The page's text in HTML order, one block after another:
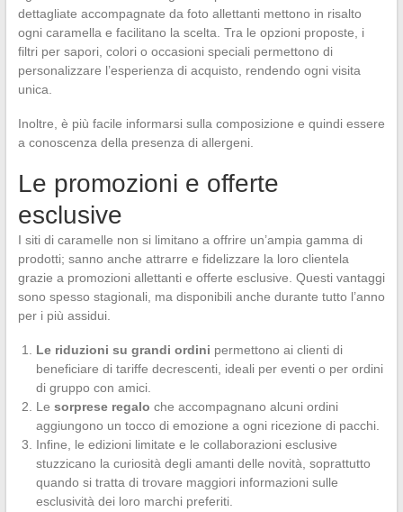
dettagliate accompagnate da foto allettanti mettono in risalto
ogni caramella e facilitano la scelta. Tra le opzioni proposte, i
filtri per sapori, colori o occasioni speciali permettono di
personalizzare l’esperienza di acquisto, rendendo ogni visita
unica.
Inoltre, è più facile informarsi sulla composizione e quindi essere
a conoscenza della presenza di allergeni.
Le promozioni e offerte
esclusive
I siti di caramelle non si limitano a offrire un’ampia gamma di
prodotti; sanno anche attrarre e fidelizzare la loro clientela
grazie a promozioni allettanti e offerte esclusive. Questi vantaggi
sono spesso stagionali, ma disponibili anche durante tutto l’anno
per i più assidui.
Le riduzioni su grandi ordini permettono ai clienti di
beneficiare di tariffe decrescenti, ideali per eventi o per ordini
di gruppo con amici.
Le sorprese regalo che accompagnano alcuni ordini
aggiungono un tocco di emozione a ogni ricezione di pacchi.
Infine, le edizioni limitate e le collaborazioni esclusive
stuzzicano la curiosità degli amanti delle novità, soprattutto
quando si tratta di trovare maggiori informazioni sulle
esclusività dei loro marchi preferiti.